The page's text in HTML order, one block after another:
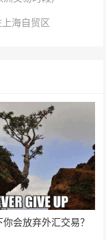
海自贸区
会放弃外汇交易？